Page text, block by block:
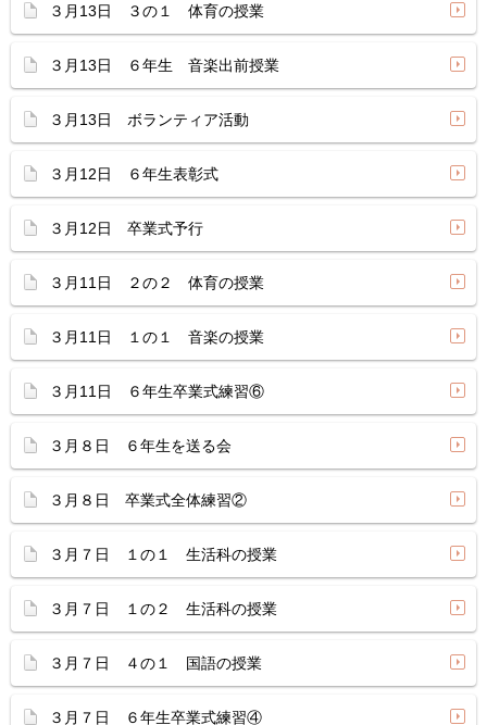
３月13日 ３の１ 体育の授業
３月13日 ６年生 音楽出前授業
３月13日 ボランティア活動
３月12日 ６年生表彰式
３月12日 卒業式予行
３月11日 ２の２ 体育の授業
３月11日 １の１ 音楽の授業
３月11日 ６年生卒業式練習⑥
３月８日 ６年生を送る会
３月８日 卒業式全体練習②
３月７日 １の１ 生活科の授業
３月７日 １の２ 生活科の授業
３月７日 ４の１ 国語の授業
３月７日 ６年生卒業式練習④